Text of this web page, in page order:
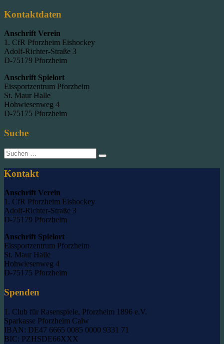
Kontaktdaten
Anschrift Verein
1. CfR Pforzheim Eishockey
Adolf-Richter-Straße 3
D-75179 Pforzheim
Anschrift Spielort
Eissportzentrum Pforzheim
St. Maur Halle
Hohwiesenweg 4
D-75175 Pforzheim
Suche
Suche
nach:
Kontakt
Anschrift Verein
1. CfR Pforzheim Eishockey
Adolf-Richter-Straße 3
D-75179 Pforzheim
Anschrift Spielort
Eissportzentrum Pforzheim
St. Maur Halle
Hohwiesenweg 4
D-75175 Pforzheim
Spenden
1. Club für Rasenspiele, Pforzheim 1896 e.V.
Sparkasse Pforzheim Calw
IBAN: DE47 6665 0085 0000 9331 71
BIC: PZHSDE66XXX